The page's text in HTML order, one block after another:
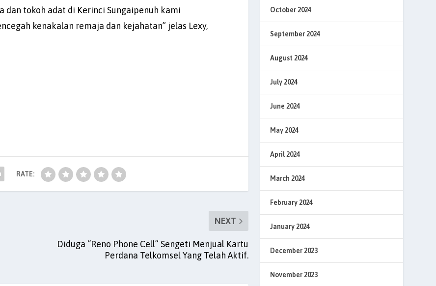
dan tokoh adat di Kerinci Sungaipenuh kami
kenakalan remaja dan kejahatan” jelas Lexy,
RATE:
NEXT
Diduga “Reno Phone Cell” Sengeti Menjual Kartu
Perdana Telkomsel Yang Telah Aktif.
October 2024
September 2024
August 2024
July 2024
June 2024
May 2024
April 2024
March 2024
February 2024
January 2024
December 2023
November 2023